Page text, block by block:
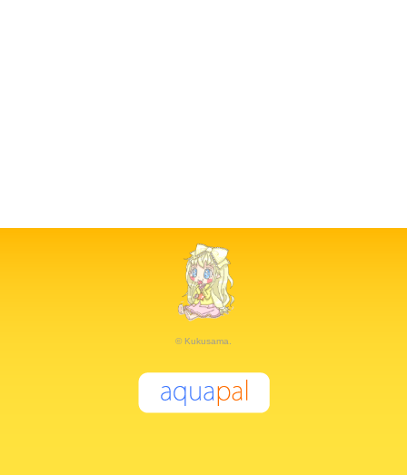
© Kukusama.